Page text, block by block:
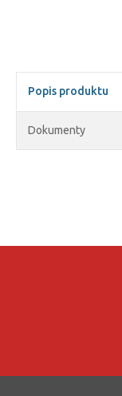
Popis produktu
Dokumenty